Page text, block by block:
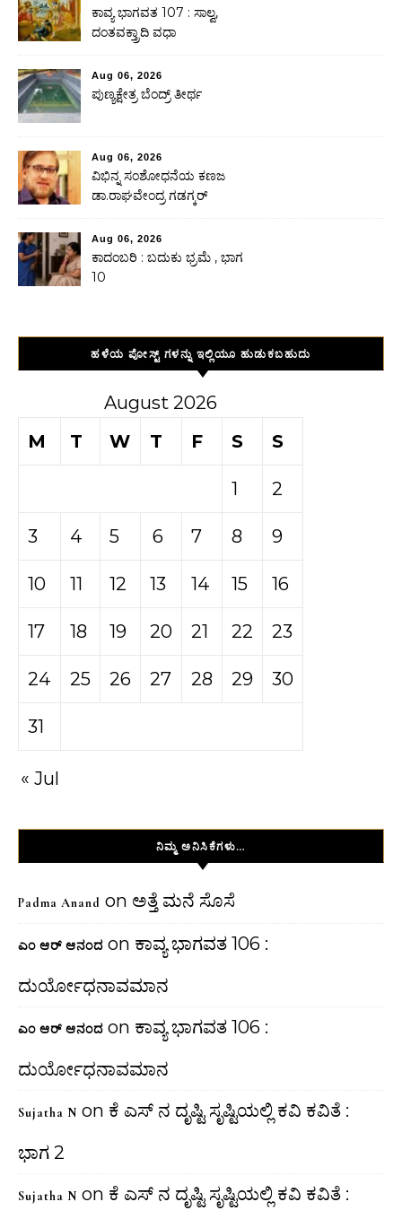
ಕಾವ್ಯ ಭಾಗವತ 107 : ಸಾಲ್ವ,
ದಂತವಕ್ತ್ರಾದಿ ವಧಾ
Aug 06, 2026
ಪುಣ್ಯಕ್ಷೇತ್ರ ಬೆಂದ್ರ್ ತೀರ್ಥ
Aug 06, 2026
ವಿಭಿನ್ನ ಸಂಶೋಧನೆಯ ಕಣಜ
ಡಾ.ರಾಘವೇಂದ್ರ ಗಡಗ್ಕರ್
Aug 06, 2026
ಕಾದಂಬರಿ : ಬದುಕು ಭ್ರಮೆ , ಭಾಗ
10
ಹಳೆಯ ಪೋಸ್ಟ್ ಗಳನ್ನು ಇಲ್ಲಿಯೂ ಹುಡುಕಬಹುದು
August 2026
M
T W T F S S
1 2
3 4 5 6 7 8 9
10 11 12 13 14 15 16
17 18 19 20 21 22 23
24 25 26 27 28 29 30
31
« Jul
ನಿಮ್ಮ ಅನಿಸಿಕೆಗಳು…
Padma Anand on ಅತ್ತೆ ಮನೆ ಸೊಸೆ
ಎಂ ಆರ್ ಆನಂದ on ಕಾವ್ಯ ಭಾಗವತ 106 :
ದುರ್ಯೋಧನಾವಮಾನ
ಎಂ ಆರ್ ಆನಂದ on ಕಾವ್ಯ ಭಾಗವತ 106 :
ದುರ್ಯೋಧನಾವಮಾನ
Sujatha N on ಕೆ ಎಸ್ ನ ದೃಷ್ಟಿ ಸೃಷ್ಟಿಯಲ್ಲಿ ಕವಿ ಕವಿತೆ :
ಭಾಗ 2
Sujatha N on ಕೆ ಎಸ್ ನ ದೃಷ್ಟಿ ಸೃಷ್ಟಿಯಲ್ಲಿ ಕವಿ ಕವಿತೆ :